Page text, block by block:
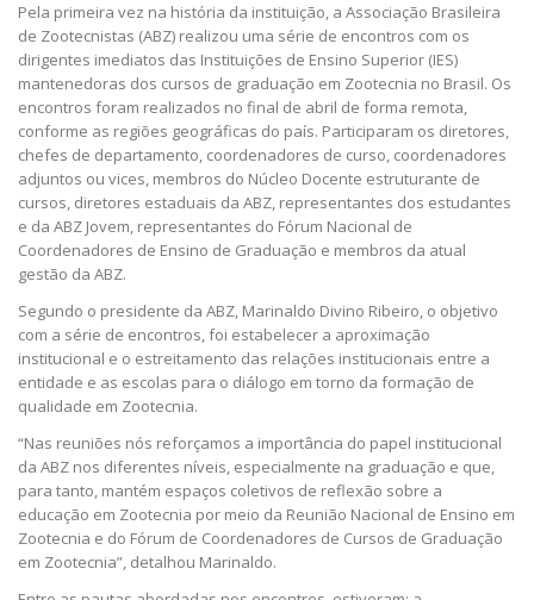
Pela primeira vez na história da instituição, a Associação Brasileira
de Zootecnistas (ABZ) realizou uma série de encontros com os
dirigentes imediatos das Instituições de Ensino Superior (IES)
mantenedoras dos cursos de graduação em Zootecnia no Brasil. Os
encontros foram realizados no final de abril de forma remota,
conforme as regiões geográficas do país. Participaram os diretores,
chefes de departamento, coordenadores de curso, coordenadores
adjuntos ou vices, membros do Núcleo Docente estruturante de
cursos, diretores estaduais da ABZ, representantes dos estudantes
e da ABZ Jovem, representantes do Fórum Nacional de
Coordenadores de Ensino de Graduação e membros da atual
gestão da ABZ.
Segundo o presidente da ABZ, Marinaldo Divino Ribeiro, o objetivo
com a série de encontros, foi estabelecer a aproximação
institucional e o estreitamento das relações institucionais entre a
entidade e as escolas para o diálogo em torno da formação de
qualidade em Zootecnia.
“Nas reuniões nós reforçamos a importância do papel institucional
da ABZ nos diferentes níveis, especialmente na graduação e que,
para tanto, mantém espaços coletivos de reflexão sobre a
educação em Zootecnia por meio da Reunião Nacional de Ensino em
Zootecnia e do Fórum de Coordenadores de Cursos de Graduação
em Zootecnia”, detalhou Marinaldo.